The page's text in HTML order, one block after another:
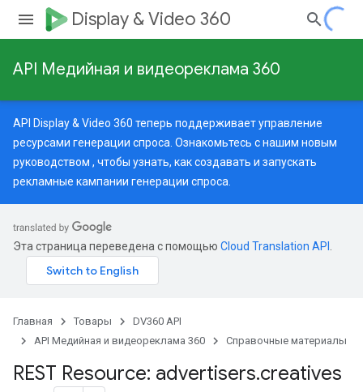
Display & Video 360
API Медийная и видеореклама 360
API Display & Video 360 теперь поддерживает управление
ресурсами генерации спроса. Ознакомьтесь с нашим новым
руководством , чтобы узнать, как создавать и запускать
рекламные кампании генерации спроса.
Эта страница переведена с помощью Cloud Translation API
Главная Товары
DV360 API
API Медийная и видеореклама 360
Справочные материалы
REST Resource: advertisers.creatives